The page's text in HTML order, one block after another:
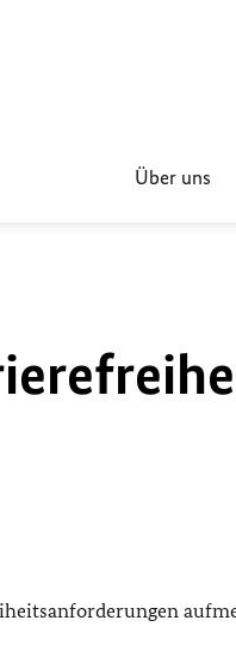
Über uns